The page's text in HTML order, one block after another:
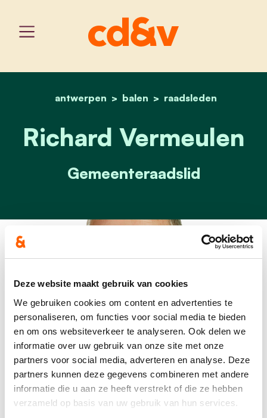
Deze website maakt gebruik van cookies
We gebruiken cookies om content en advertenties te
personaliseren, om functies voor social media te bieden
en om ons websiteverkeer te analyseren. Ook delen we
informatie over uw gebruik van onze site met onze
partners voor social media, adverteren en analyse. Deze
partners kunnen deze gegevens combineren met andere
informatie die u aan ze heeft verstrekt of die ze hebben
verzameld op basis van uw gebruik van hun services.
home
antwerpen balen raadsleden
richard vermeulen
Richard Vermeulen
Gemeenteraadslid